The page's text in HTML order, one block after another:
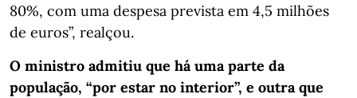
80%, com uma despesa prevista em 4,5 milhões
de euros”, realçou.
O ministro admitiu que há uma parte da
população, “por estar no interior”, e outra que